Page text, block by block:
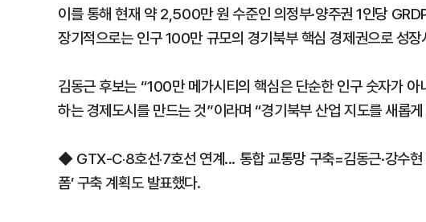
이를 통해 현재 약 2,500만 원 수준인 의정부·양주권 1인당
장기적으로는 인구 100만 규모의 경기북부 핵심 경제권으로 성
김동근 후보는 “100만 메가시티의 핵심은 단순한 인구 숫자가
하는 경제도시를 만드는 것”이라며 “경기북부 산업 지도를 새롭
◆ GTX-C‧8호선‧7호선 연계... 통합 교통망 구축=김동근·강수
폼’ 구축 계획도 발표했다.